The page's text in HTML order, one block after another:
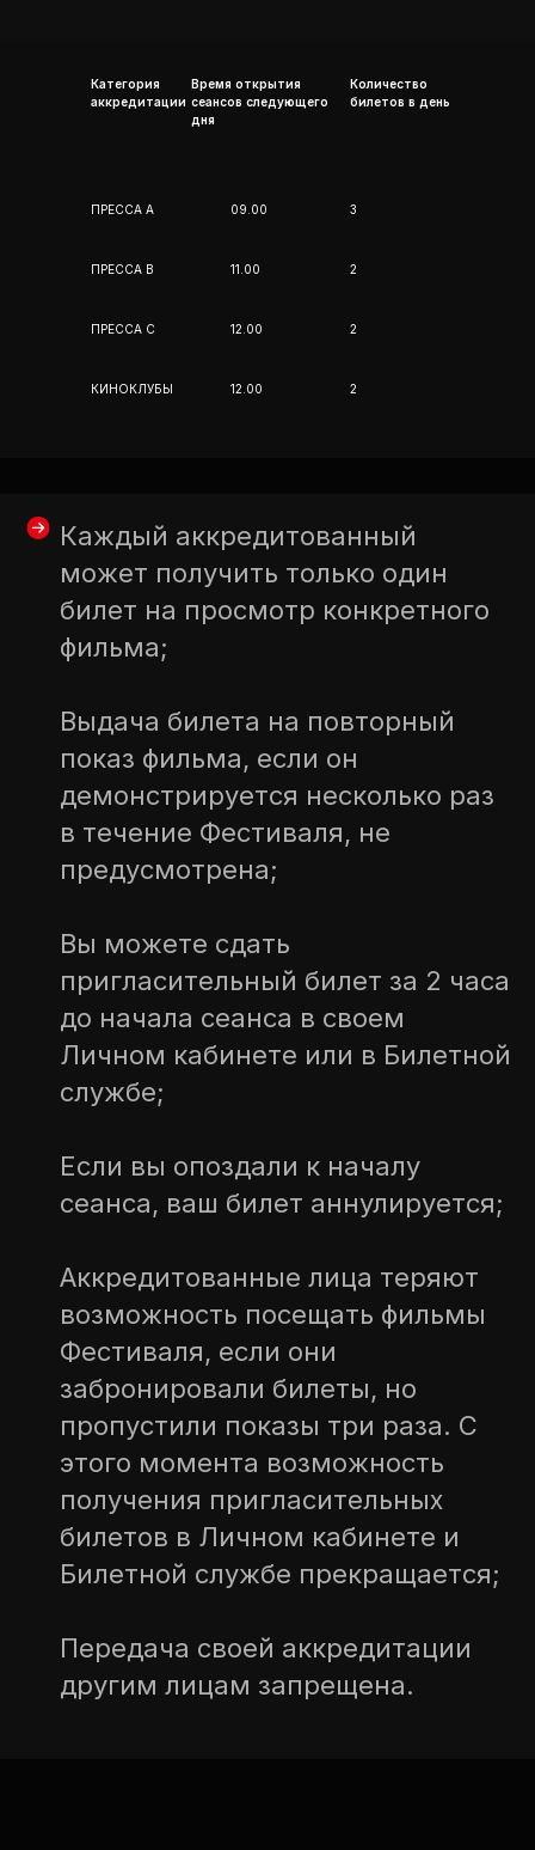
Категория
аккредитации
Время открытия
сеансов следующего
дня
Количество
билетов в день
ПРЕССА А
ПРЕССА В
ПРЕССА С
КИНОКЛУБЫ
09.00
11.00
12.00
12.00
3
2
2
2
Каждый аккредитованный
может получить только один
билет на просмотр конкретного
фильма;
Выдача билета на повторный
показ фильма, если он
демонстрируется несколько раз
в течение Фестиваля, не
предусмотрена;
Вы можете сдать
пригласительный билет за 2 часа
до начала сеанса в своем
Личном кабинете или в Билетной
службе;
Если вы опоздали к началу
сеанса, ваш билет аннулируется;
Аккредитованные лица теряют
возможность посещать фильмы
Фестиваля, если они
забронировали билеты, но
пропустили показы три раза. С
этого момента возможность
получения пригласительных
билетов в Личном кабинете и
Билетной службе прекращается;
Передача своей аккредитации
другим лицам запрещена.
telegram
rutube
info@moscowfilmfestival.ru
сall-center+ 7 (495) 725 26 22
переулок, д. 11
политика конфиденциальности
вконтакте